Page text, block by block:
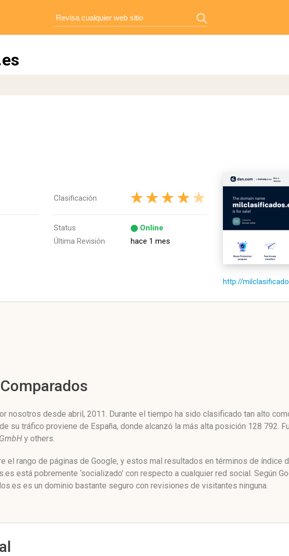
Clasificación
Status
Online
Última Revisión
hace 1 mes
http://
nosotros desde abril, 2011. Durante el tiempo ha sido clasificado tan alto
su tráfico proviene de España, donde alcanzó la más alta posición 128 792.
y others.
el rango de páginas de Google, y estos mal resultados en términos de índice
está pobremente ‘socializado’ con respecto a cualquier red social. Según
es un dominio bastante seguro con revisiones de visitantes ninguna.